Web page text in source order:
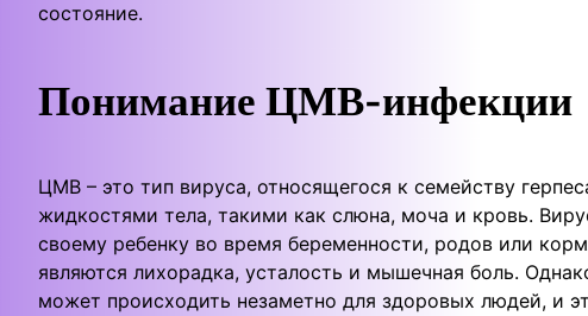
состояние.
Понимание ЦМВ-инфекции
ЦМВ – это тип вируса, относящегося к семейству
жидкостями тела, такими как слюна, моча и кровь.
своему ребенку во время беременности, родов или
являются лихорадка, усталость и мышечная боль.
может происходить незаметно для здоровых людей, и